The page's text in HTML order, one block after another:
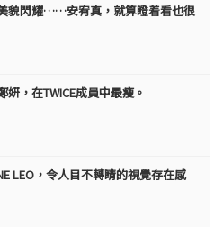
貌閃耀……安宥真，就算瞪着看也很
，在TWICE成員中最瘦。
LEO，令人目不轉睛的視覺存在感